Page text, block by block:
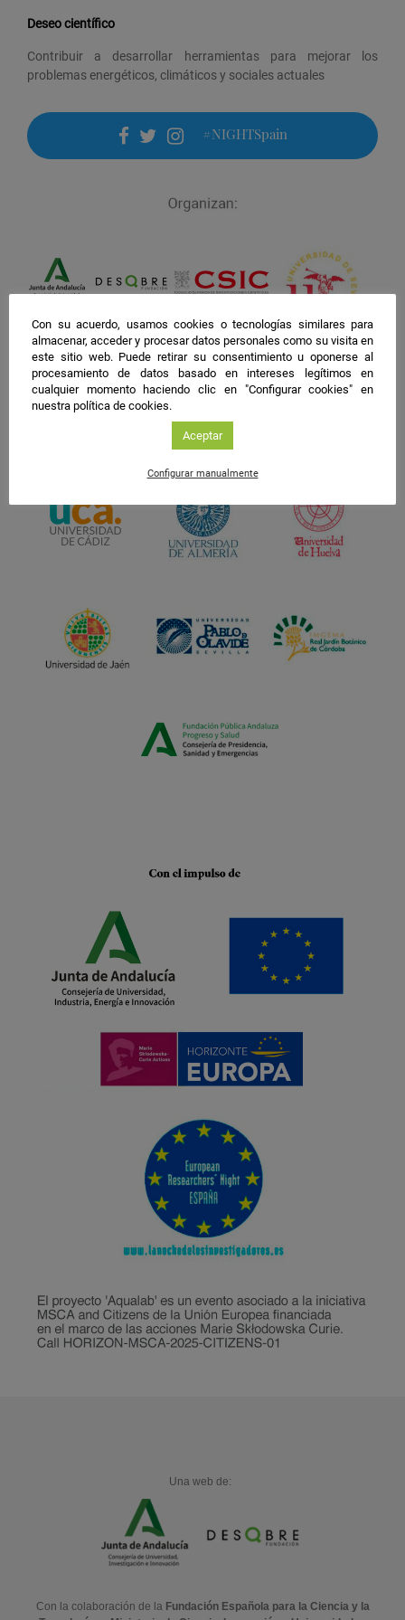
Deseo científico
Contribuir a desarrollar herramientas para mejorar los
problemas energéticos, climáticos y sociales actuales
facebook
twitter
instagram
#NIGHTSpain
Una web de:
Con la colaboración de la Fundación Española para la Ciencia y la
Con su acuerdo, usamos cookies o tecnologías similares para
almacenar, acceder y procesar datos personales como su visita en
este sitio web. Puede retirar su consentimiento u oponerse al
procesamiento de datos basado en intereses legítimos en
cualquier momento haciendo clic en "Configurar cookies" en
nuestra política de cookies.
Aceptar
Configurar manualmente